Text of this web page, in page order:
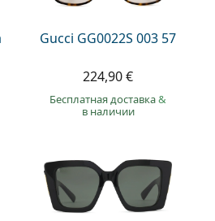
Gucci GG0022S 003 57
224,90 €
Бесплатная доставка&
в наличии